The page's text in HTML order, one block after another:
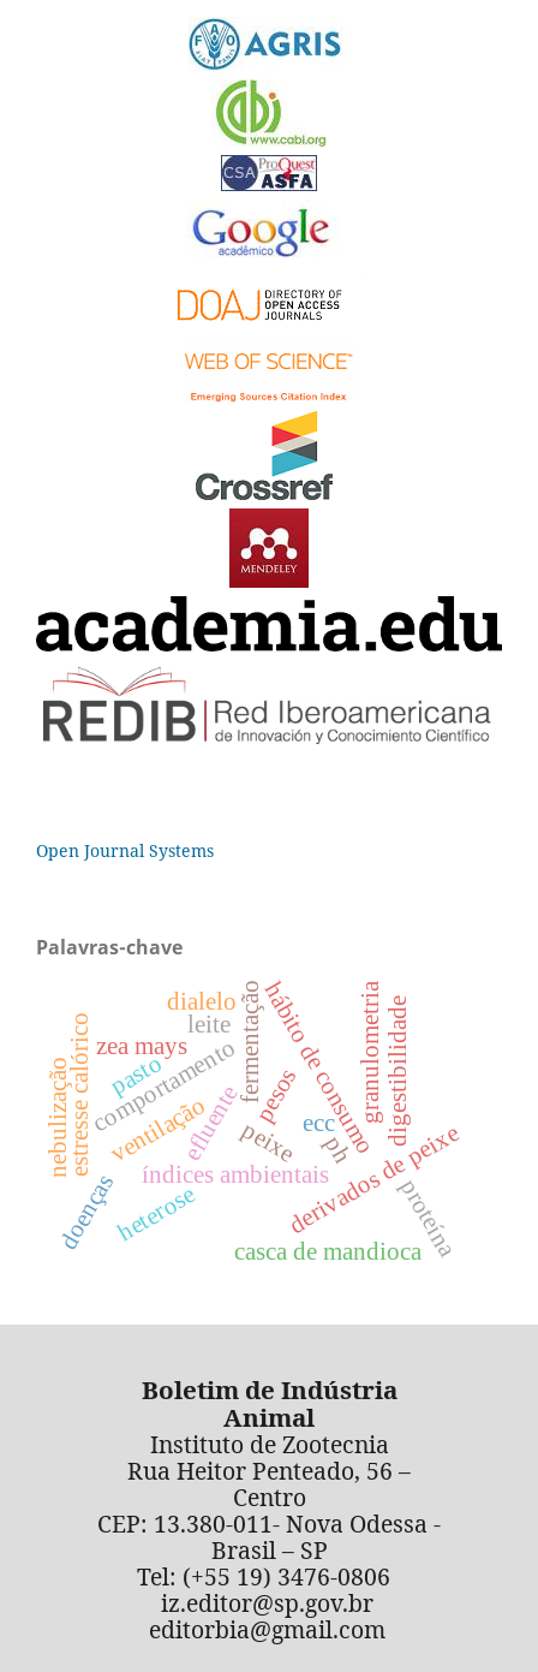
Open Journal Systems
Palavras-chave
peixederivados de peixe
hábito de consumo
comportamento
estresse calórico índices ambientais
nebulização ventilação digestibilidade
efluente
fermentação
ph
proteína
zea mays granulometria
casca de mandioca
pesos
pasto
doenças
leite
ecc
dialelo
heterose
Boletim de Indústria
Animal
Instituto de Zootecnia
Rua Heitor Penteado, 56 –
Centro
CEP: 13.380-011- Nova Odessa -
Brasil – SP
Tel: (+55 19) 3476-0806
iz.editor@sp.gov.br
editorbia@gmail.com